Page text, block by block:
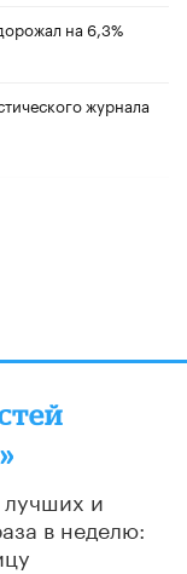
на 6,3%
журнала
и
в неделю: